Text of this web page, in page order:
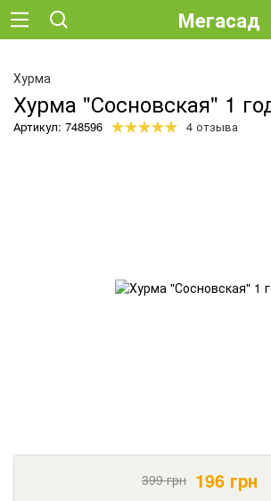
Мегасад
Хурма
Хурма "Сосновская" 1
Артикул: 748596 4 отзыва
399грн 196 грн